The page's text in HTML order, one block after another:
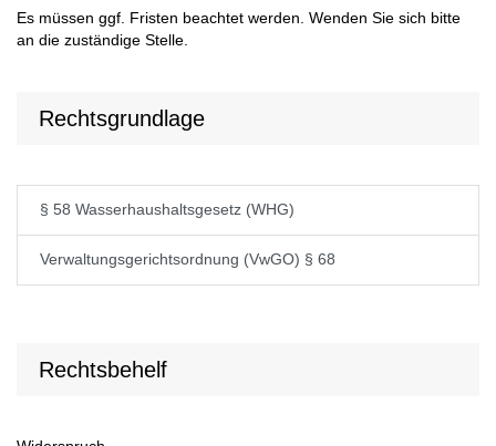
Es müssen ggf. Fristen beachtet werden. Wenden Sie sich bitte
an die zuständige Stelle.
Rechtsgrundlage
§ 58 Wasserhaushaltsgesetz (WHG)
Verwaltungsgerichtsordnung (VwGO) § 68
Rechtsbehelf